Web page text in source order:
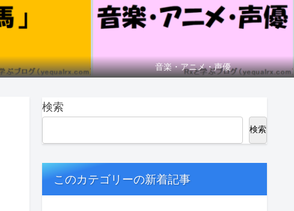
音楽・アニメ・声優
検索
検索
このカテゴリーの新着記事